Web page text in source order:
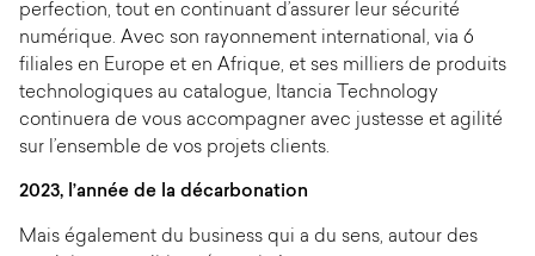
perfection, tout en continuant d’assurer leur sécurité
numérique. Avec son rayonnement international, via 6
filiales en Europe et en Afrique, et ses milliers de produits
technologiques au catalogue, Itancia Technology
continuera de vous accompagner avec justesse et agilité
sur l’ensemble de vos projets clients.
2023, l’année de la décarbonation
Mais également du business qui a du sens, autour des